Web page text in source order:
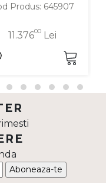
Produs: 645907
11.37600 Lei
Aboneaza-te